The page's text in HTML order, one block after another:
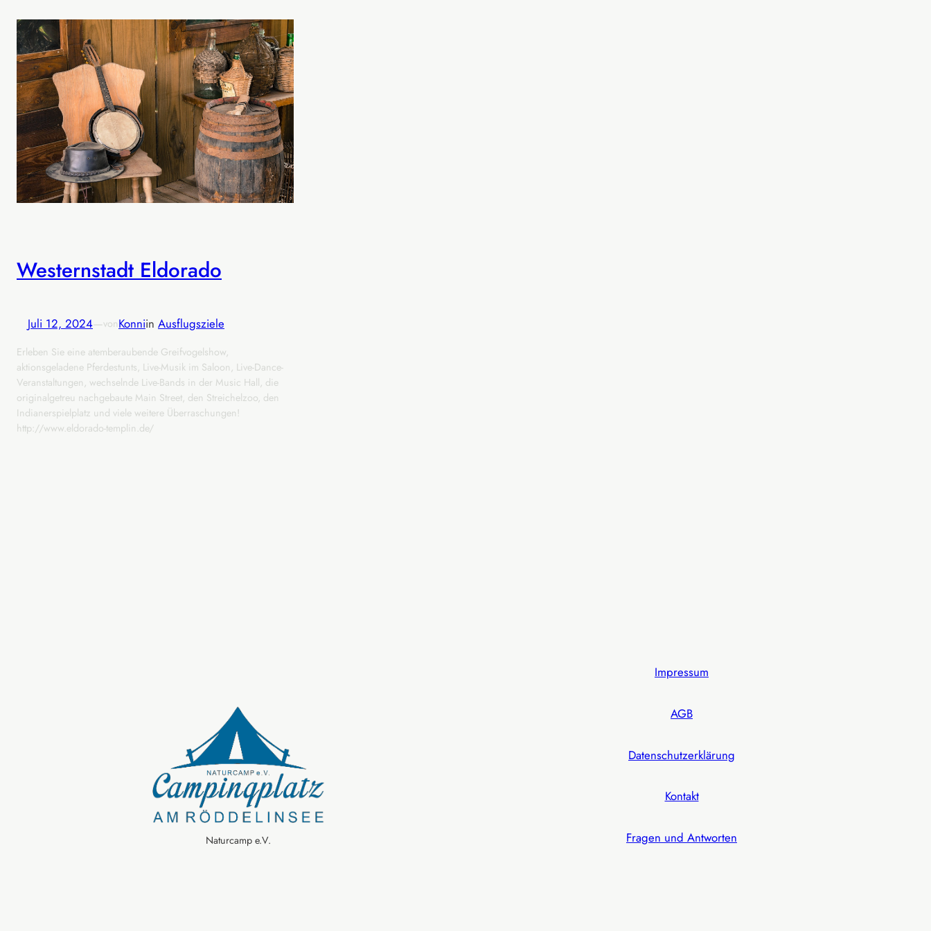
Westernstadt Eldorado
Juli 12, 2024 vonKonniin Ausflugsziele
Erleben Sie eine atemberaubende Greifvogelshow,
aktionsgeladene Pferdestunts, Live-Musik im Saloon, Live-Dance-
Veranstaltungen, wechselnde Live-Bands in der Music Hall, die
originalgetreu nachgebaute Main Street, den Streichelzoo, den
Indianerspielplatz und viele weitere Überraschungen!
http://www.eldorado-templin.de/
Naturcamp e.V.
Impressum
AGB
Datenschutzerklärung
Kontakt
Fragen und Antworten